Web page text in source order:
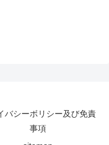
バシーボリシー及び免責
事項